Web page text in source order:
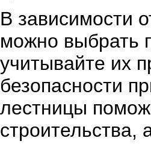
В зависимости
можно выбрать
учитывайте их
безопасности
лестницы
строительства,